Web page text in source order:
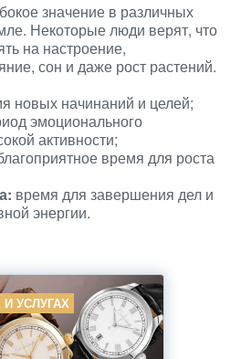
значение в различных
Некоторые люди верят, что
на настроение,
сон и даже рост растений.
новых начинаний и целей;
эмоционального
активности;
время для роста
время для завершения дел и
энергии.
УСЛУГАХ